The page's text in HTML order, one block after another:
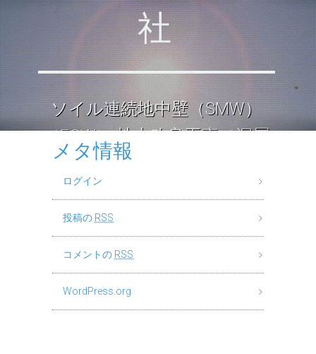
社
ソイル連続地中壁（SMW）
（ECW） 地中改良工事（深層
混合処理工法） ロックソイル
メタ情報
ログイン
投稿の RSS
コメントの RSS
WordPress.org